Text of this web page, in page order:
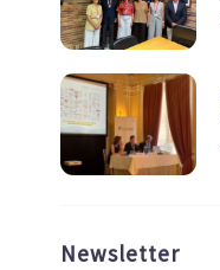
Newsletter